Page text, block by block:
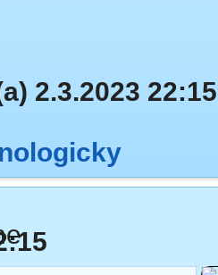
2.3.2023 22:15